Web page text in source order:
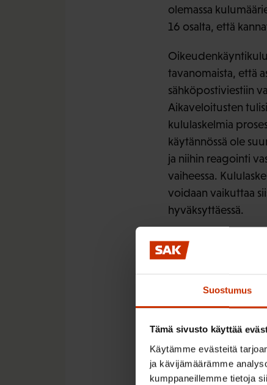
Suostumus
Tämä sivusto käyttää
Käytämme evästeitä
ja kävijämäärämme
kumppaneillemme tietoja
olemassa
16 osalta, että
tavanomaista, että
sähköpostiviestiin
Aikaveloitusten
kululaskelmia
käytännössä ole
ja niihin reagointi
vaiheessa.
voidaan vaikuttaa
hyväksyttäessä.
keskittämisellä.
työoikeudellisiin
käräjäoikeuksien
ja on omiaan
että esimerkiksi
Prosesseja